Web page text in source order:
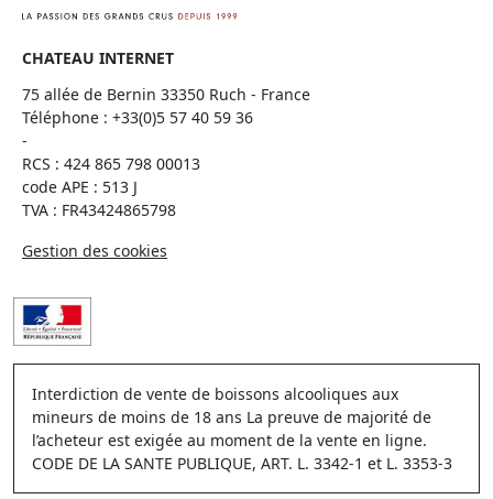
CHATEAU INTERNET
75 allée de Bernin 33350 Ruch - France
Téléphone : +33(0)5 57 40 59 36
-
RCS : 424 865 798 00013
code APE : 513 J
TVA : FR43424865798
Gestion des cookies
Interdiction de vente de boissons alcooliques aux
mineurs de moins de 18 ans La preuve de majorité de
l’acheteur est exigée au moment de la vente en ligne.
CODE DE LA SANTE PUBLIQUE, ART. L. 3342-1 et L. 3353-3